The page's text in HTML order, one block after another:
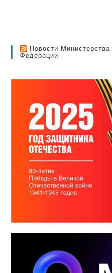
Новости
Федерации